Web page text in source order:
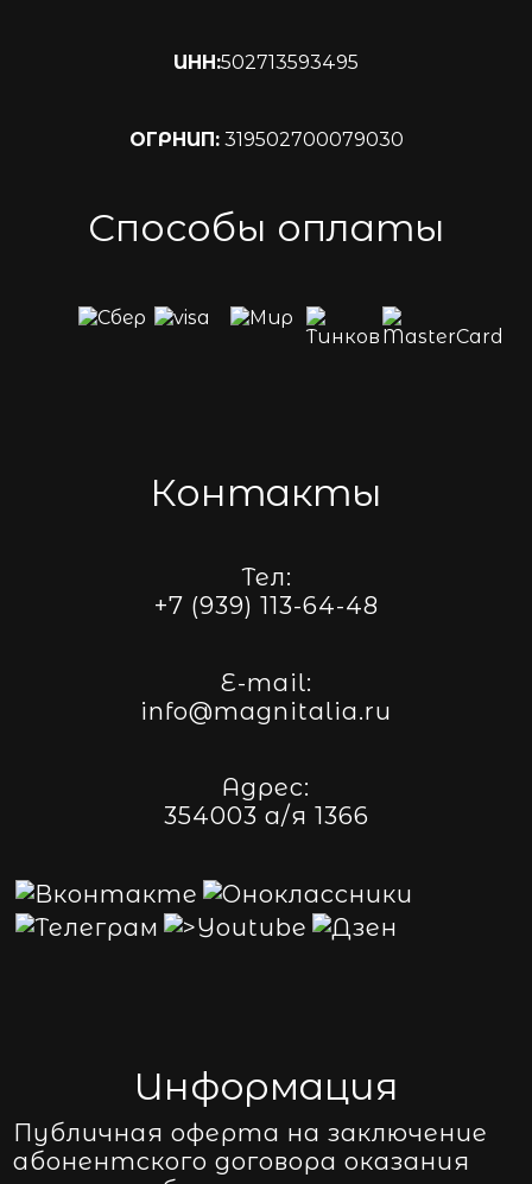
ИНН:502713593495
ОГРНИП:319502700079030
Способы оплаты
Контакты
Тел:
+7 (939) 113-64-48
E-mail:
info@magnitalia.ru
Адрес:
354003 а/я 1366
Информация
Публичная оферта на заключение
абонентского договора оказания